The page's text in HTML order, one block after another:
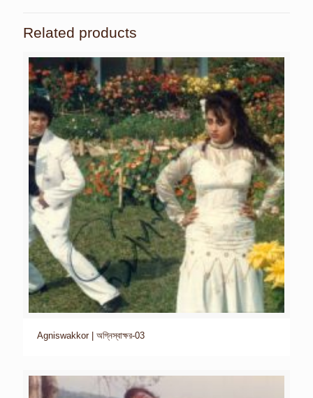
Related products
Agniswakkor | অগ্নিস্বাক্ষর-03